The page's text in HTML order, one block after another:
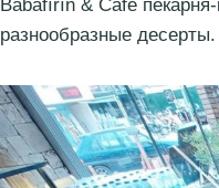
Babafırın & Cafe
разнообразные десерты.